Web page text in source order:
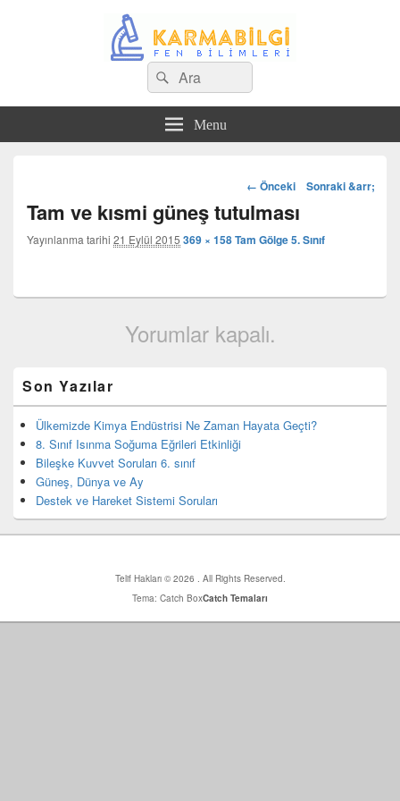
Search
for:
Ara
Menu
Görsel
dolaşım
← Önceki Sonraki &arr;
Tam ve kısmi güneş tutulması
Yayınlanma tarihi 21 Eylül 2015 369 × 158Tam Gölge 5. Sınıf
Yorumlar kapalı.
yan
bar
eklenti
bölgesi
Son Yazılar
Ülkemizde Kimya Endüstrisi Ne Zaman Hayata Geçti?
8. Sınıf Isınma Soğuma Eğrileri Etkinliği
Bileşke Kuvvet Soruları 6. sınıf
Güneş, Dünya ve Ay
Destek ve Hareket Sistemi Soruları
Telif Hakları © 2026 . All Rights Reserved.
Tema: Catch BoxCatch Temaları